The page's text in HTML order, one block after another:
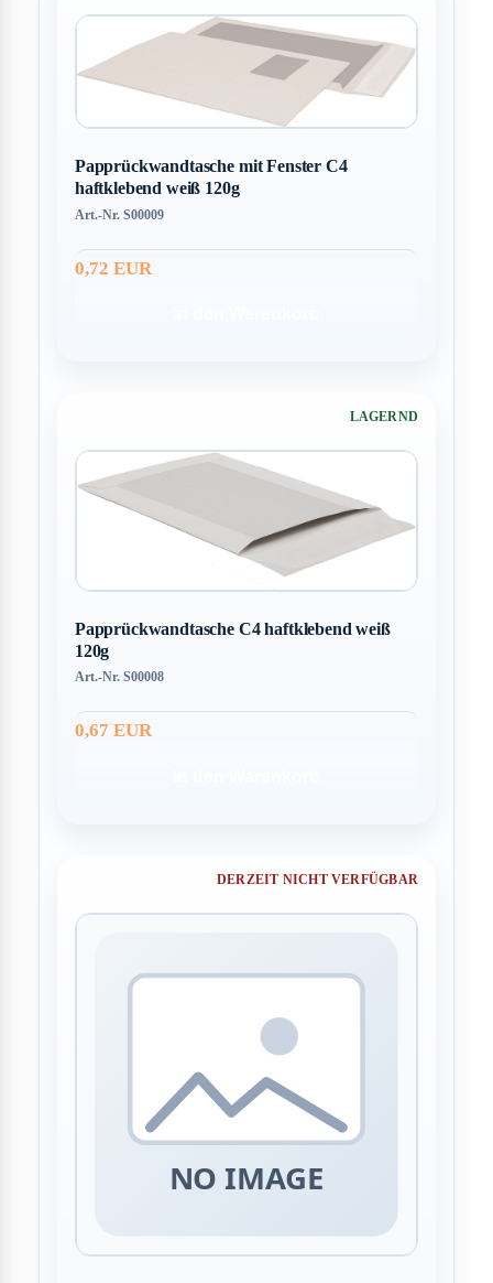
Papprückwandtasche mit Fenster C4
haftklebend weiß 120g
Art.-Nr. S00009
0,72 EUR
LAGERND
Papprückwandtasche C4 haftklebend weiß
120g
Art.-Nr. S00008
0,67 EUR
DERZEIT NICHT VERFÜGBAR